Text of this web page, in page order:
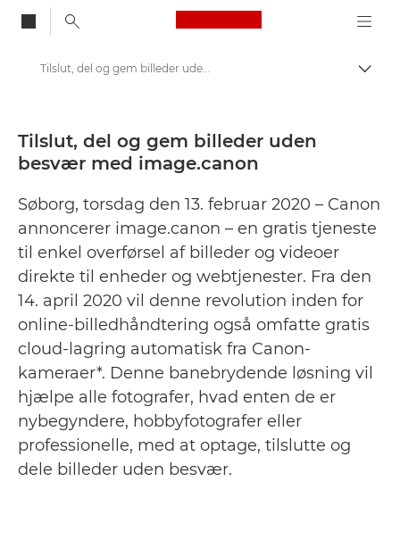
Canon Logo, back
Skift
Presse
Pressemeddelelser – Canons pressecenter
Tilslut, del og gem billeder uden besvær med image.canon - Canon Danmarks presse-site
Tilslut, del og gem billeder uden
besvær med image.canon
Søborg, torsdag den 13. februar 2020 – Canon
annoncerer image.canon – en gratis tjeneste
til enkel overførsel af billeder og videoer
direkte til enheder og webtjenester. Fra den
14. april 2020 vil denne revolution inden for
online-billedhåndtering også omfatte gratis
cloud-lagring automatisk fra Canon-
kameraer*. Denne banebrydende løsning vil
hjælpe alle fotografer, hvad enten de er
nybegyndere, hobbyfotografer eller
professionelle, med at optage, tilslutte og
dele billeder uden besvær.